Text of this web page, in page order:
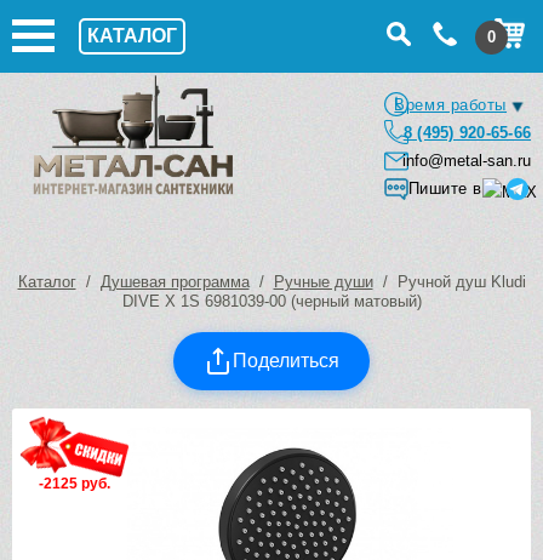
КАТАЛОГ 0
Время работы
8 (495) 920-65-66
info@metal-san.ru
Пишите в
Каталог/ Душевая программа/ Ручные души/ Ручной душ Kludi
DIVE X 1S 6981039-00 (черный матовый)
Поделиться
-2125 руб.